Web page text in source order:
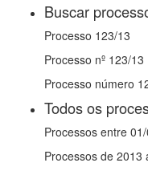
Buscar
Processo 123/13
Processo nº 123/13
Processo número
Todos os
Processos entre
Processos de 2013